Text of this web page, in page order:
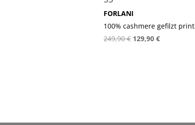
FORLANI
100% cashmere gefilzt print
249,90€ Ursprünglicher
129,90 €Aktueller